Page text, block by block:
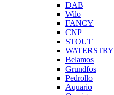
DAB
Wilo
FANCY
CNP
STOUT
WATERSTRY
Belamos
Grundfos
Pedrollo
Aquario